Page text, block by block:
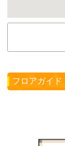
フロアガイド